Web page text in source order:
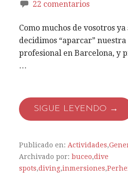
22 comentarios
Como muchos de vosotros
decidimos “aparcar”
profesional en Barcelona, y
…
SIGUE LEYENDO →
Publicado en: Actividades,
Archivado por: buceo,dive
spots,diving,inmersiones,